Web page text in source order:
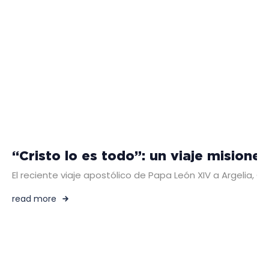
“Cristo lo es todo”: un viaje
El reciente viaje apostólico de Papa León XIV a Argelia,
read more